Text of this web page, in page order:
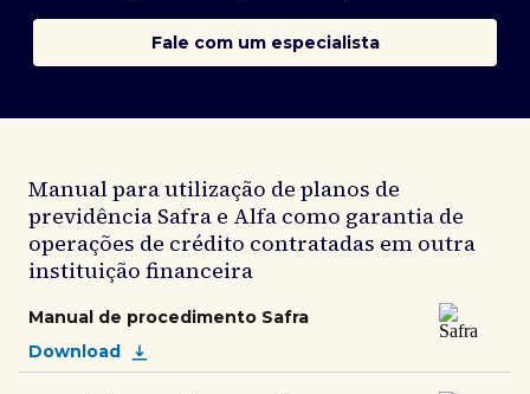
Fale com um especialista
Manual para utilização de planos de
previdência Safra e Alfa como garantia de
operações de crédito contratadas em outra
instituição financeira
Manual de procedimento Safra
Download